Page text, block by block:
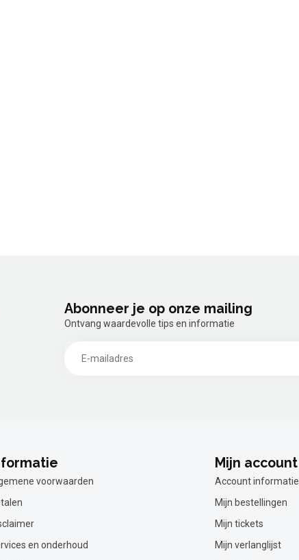
Abonneer je op onze mailing
Ontvang waardevolle tips en informatie
voorwaarden
en onderhoud
Mijn account
Account informatie
Mijn bestellingen
Mijn tickets
Mijn verlanglijst